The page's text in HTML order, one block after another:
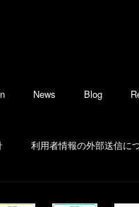
News Blog
利用者情報の外部送信に